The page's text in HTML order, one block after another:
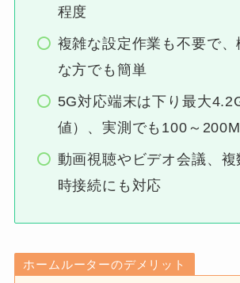
程度
複雑な設定作業も不要で
な方でも簡単
5G対応端末は下り最大
値）、実測でも100～
動画視聴やビデオ会議、複
時接続にも対応
ホームルーターのデメリット